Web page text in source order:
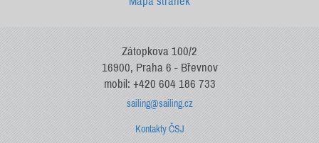
Zátopkova 100/2
16900, Praha 6 - Břevnov
mobil: +420 604 186 733
sailing@sailing.cz
Kontakty ČSJ